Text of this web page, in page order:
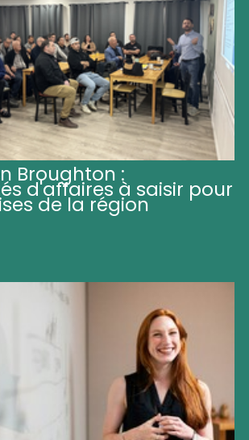
Broughton :
d'affaires à saisir pour
de la région